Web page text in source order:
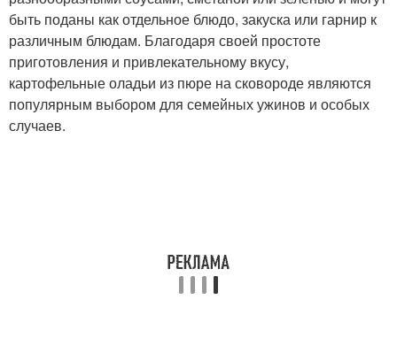
быть поданы как отдельное блюдо, закуска или гарнир к
различным блюдам. Благодаря своей простоте
приготовления и привлекательному вкусу,
картофельные оладьи из пюре на сковороде являются
популярным выбором для семейных ужинов и особых
случаев.